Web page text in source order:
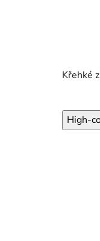
Křehké
High-